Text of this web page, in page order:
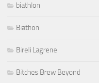
biathlon
Biathon
Bireli Lagrene
Bitches Brew Beyond